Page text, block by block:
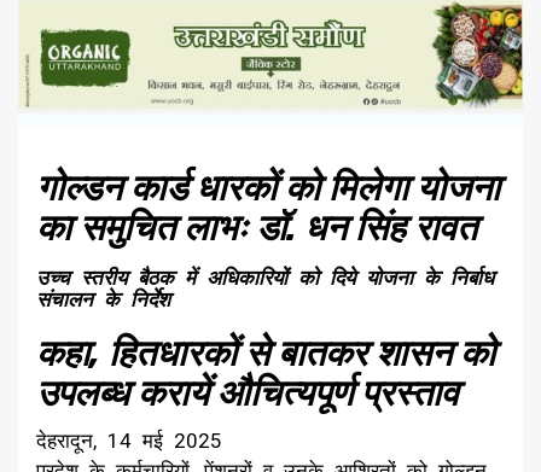
गोल्डन कार्ड धारकों को मिलेगा योजना
का समुचित लाभः डॉ. धन सिंह रावत
उच्च स्तरीय बैठक में अधिकारियों को दिये योजना के निर्बाध
संचालन के निर्देश
कहा, हितधारकों से बातकर शासन को
उपलब्ध करायें औचित्यपूर्ण प्रस्ताव
देहरादून, 14 मई 2025